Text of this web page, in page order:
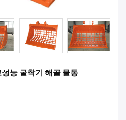
능 굴착기 해골 물통